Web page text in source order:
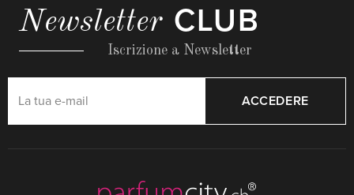
Newsletter CLUB
Iscrizione a Newsletter
ACCEDERE